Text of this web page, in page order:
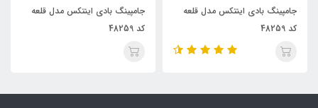
جامپینگ بادی اینتکس مدل قلعه
کد 48259
جامپینگ بادی اینتکس مدل قلعه
کد 48259